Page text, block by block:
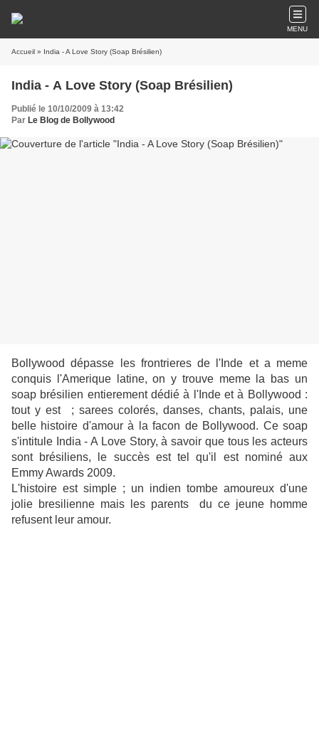
MENU
Accueil » India - A Love Story (Soap Brésilien)
India - A Love Story (Soap Brésilien)
Publié le 10/10/2009 à 13:42
Par Le Blog de Bollywood
Bollywood dépasse les frontrieres de l'Inde et a meme
conquis l'Amerique latine, on y trouve meme la bas un
soap brésilien entierement dédié à l'Inde et à Bollywood :
tout y est ; sarees colorés, danses, chants, palais, une
belle histoire d'amour à la facon de Bollywood. Ce soap
s'intitule India - A Love Story, à savoir que tous les acteurs
sont brésiliens, le succès est tel qu'il est nominé aux
Emmy Awards 2009.
L'histoire est simple ; un indien tombe amoureux d'une
jolie bresilienne mais les parents du ce jeune homme
refusent leur amour.